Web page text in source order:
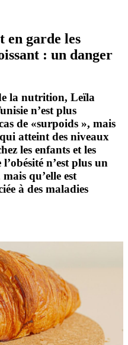
en garde les
: un danger
la nutrition, Leïla
n’est plus
de «surpoids », mais
qui atteint des niveaux
les enfants et les
n’est plus un
qu’elle est
à des maladies